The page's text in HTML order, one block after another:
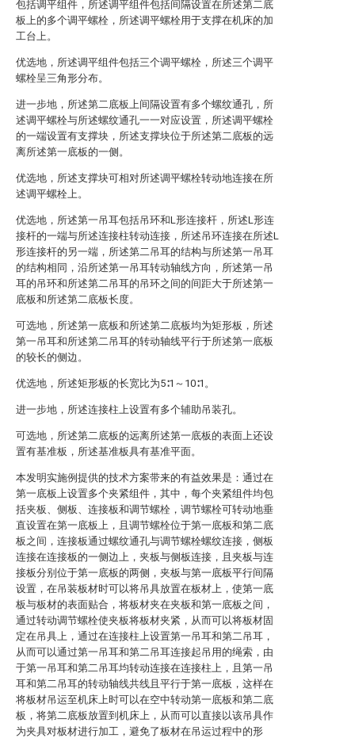
包括调平组件，所述调平组件包括间隔设置在所述第二底
板上的多个调平螺栓，所述调平螺栓用于支撑在机床的加
工台上。
优选地，所述调平组件包括三个调平螺栓，所述三个调平
螺栓呈三角形分布。
进一步地，所述第二底板上间隔设置有多个螺纹通孔，所
述调平螺栓与所述螺纹通孔一一对应设置，所述调平螺栓
的一端设置有支撑块，所述支撑块位于所述第二底板的远
离所述第一底板的一侧。
优选地，所述支撑块可相对所述调平螺栓转动地连接在所
述调平螺栓上。
优选地，所述第一吊耳包括吊环和L形连接杆，所述L形连
接杆的一端与所述连接柱转动连接，所述吊环连接在所述L
形连接杆的另一端，所述第二吊耳的结构与所述第一吊耳
的结构相同，沿所述第一吊耳转动轴线方向，所述第一吊
耳的吊环和所述第二吊耳的吊环之间的间距大于所述第一
底板和所述第二底板长度。
可选地，所述第一底板和所述第二底板均为矩形板，所述
第一吊耳和所述第二吊耳的转动轴线平行于所述第一底板
的较长的侧边。
优选地，所述矩形板的长宽比为5∶1～10∶1。
进一步地，所述连接柱上设置有多个辅助吊装孔。
可选地，所述第二底板的远离所述第一底板的表面上还设
置有基准板，所述基准板具有基准平面。
本发明实施例提供的技术方案带来的有益效果是：通过在
第一底板上设置多个夹紧组件，其中，每个夹紧组件均包
括夹板、侧板、连接板和调节螺栓，调节螺栓可转动地垂
直设置在第一底板上，且调节螺栓位于第一底板和第二底
板之间，连接板通过螺纹通孔与调节螺栓螺纹连接，侧板
连接在连接板的一侧边上，夹板与侧板连接，且夹板与连
接板分别位于第一底板的两侧，夹板与第一底板平行间隔
设置，在吊装板材时可以将吊具放置在板材上，使第一底
板与板材的表面贴合，将板材夹在夹板和第一底板之间，
通过转动调节螺栓使夹板将板材夹紧，从而可以将板材固
定在吊具上，通过在连接柱上设置第一吊耳和第二吊耳，
从而可以通过第一吊耳和第二吊耳连接起吊用的绳索，由
于第一吊耳和第二吊耳均转动连接在连接柱上，且第一吊
耳和第二吊耳的转动轴线共线且平行于第一底板，这样在
将板材吊运至机床上时可以在空中转动第一底板和第二底
板，将第二底板放置到机床上，从而可以直接以该吊具作
为夹具对板材进行加工，避免了板材在吊运过程中的形